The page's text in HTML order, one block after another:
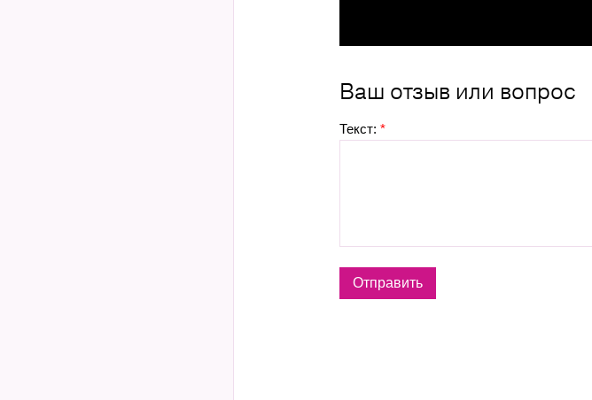
Ваш отзыв или вопрос
Текст: *